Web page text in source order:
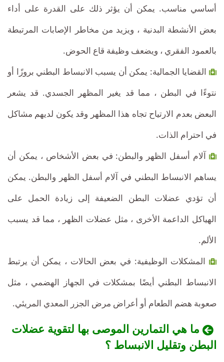
أساسي مناسب. يمكن أن يؤثر ذلك على القدرة على أداء
بعض الأنشطة البدنية ، ويزيد من مخاطر الإصابات المرتبطة
بالعمود الفقري ، ويضعف وظيفة قاع الحوض.
القضايا الجمالية: يمكن أن يسبب الانبساط البطني بروزًا أو
نتوءًا في البطن ، مما قد يغير المظهر الجسدي. قد يشعر
البعض بعدم الارتياح تجاه هذا المظهر وقد يكون لديهم مشاكل
في احترام الذات.
آلام أسفل الظهر والبطن: في بعض الأشخاص ، يمكن أن
يساهم الانبساط البطني في آلام أسفل الظهر والبطن. يمكن
أن تؤدي عضلات البطن الضعيفة إلى زيادة الحمل على
الهياكل الداعمة الأخرى ، مثل عضلات الظهر ، مما قد يسبب
الألم.
المشكلات الوظيفية: في بعض الحالات ، يمكن أن يرتبط
الانبساط البطني أيضًا بمشكلات في الجهاز الهضمي ، مثل
صعوبة هضم الطعام أو أعراض مرض الجزر المعدي المريئي.
ما هي التمارين الموصى بها لتقوية عضلات
البطن وتقليل الانبساط ؟